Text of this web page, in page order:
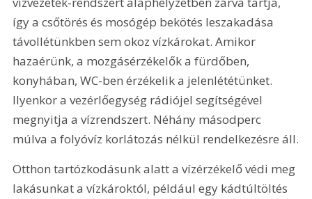
így a csőtörés és mosógép bekötés leszakadása
távollétünkben sem okoz vízkárokat. Amikor
hazaérünk, a mozgásérzékelők a fürdőben,
konyhában, WC-ben érzékelik a jelenlététünket.
Ilyenkor a vezérlőegység rádiójel segítségével
megnyitja a vízrendszert. Néhány másodperc
múlva a folyóvíz korlátozás nélkül rendelkezésre áll.
Otthon tartózkodásunk alatt a vízérzékelő védi meg
lakásunkat a vízkároktól, például egy kádtúltöltés